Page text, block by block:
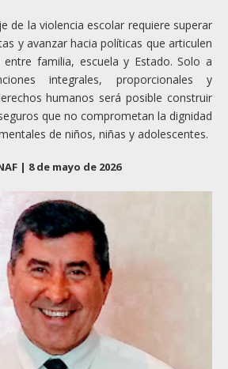
de la violencia escolar requiere superar
y avanzar hacia políticas que articulen
entre familia, escuela y Estado. Solo a
integrales, proporcionales y
humanos será posible construir
que no comprometan la dignidad
de niños, niñas y adolescentes.
| 8 de mayo de 2026